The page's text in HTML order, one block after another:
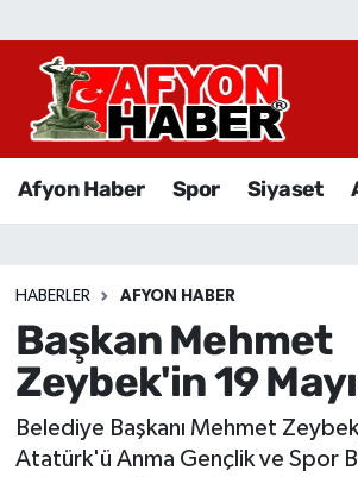
Afyon Haber Spor Siyaset
HABERLER AFYON HABER
Başkan Mehmet
Zeybek'in 19
Belediye Başkanı Mehmet
Atatürk'ü Anma Gençlik ve Spor
Afyon Haber
Sağlık
Eğitim
Sivil Toplum